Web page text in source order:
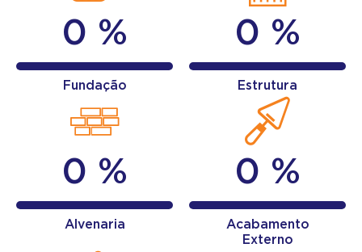
0 %
Fundação
0 %
Estrutura
0 %
Alvenaria
0 %
Acabamento
Externo